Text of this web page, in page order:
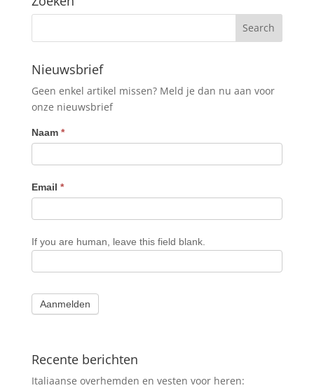
Nieuwsbrief
Geen enkel artikel missen? Meld je dan nu aan voor
onze nieuwsbrief
Nieuwsbrief
Naam *
Email *
If you are human, leave this field blank.
Aanmelden
Recente berichten
Italiaanse overhemden en vesten voor heren: